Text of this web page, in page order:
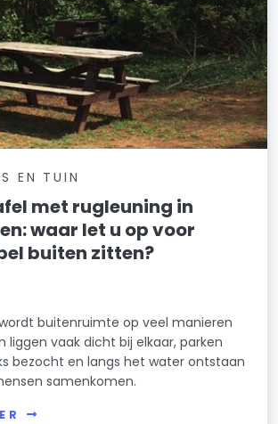
EN TUIN
met rugleuning in
waar let u op voor
buiten zitten?
buitenruimte op veel manieren
liggen vaak dicht bij elkaar, parken
bezocht en langs het water ontstaan
samenkomen.